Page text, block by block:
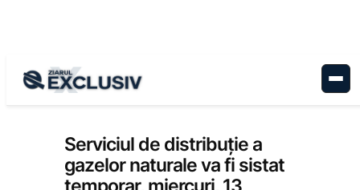
Anunțuri, Economie
Serviciul de distribuție a
gazelor naturale va fi sistat